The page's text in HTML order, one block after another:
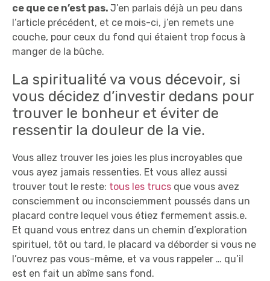
ce que ce n’est pas. J’en parlais déjà un peu dans
l’article précédent, et ce mois-ci, j’en remets une
couche, pour ceux du fond qui étaient trop focus à
manger de la bûche.
La spiritualité va vous décevoir, si
vous décidez d’investir dedans pour
trouver le bonheur et éviter de
ressentir la douleur de la vie.
Vous allez trouver les joies les plus incroyables que
vous ayez jamais ressenties. Et vous allez aussi
trouver tout le reste: tous les trucs que vous avez
consciemment ou inconsciemment poussés dans un
placard contre lequel vous étiez fermement assis.e.
Et quand vous entrez dans un chemin d’exploration
spirituel, tôt ou tard, le placard va déborder si vous ne
l’ouvrez pas vous-même, et va vous rappeler … qu’il
est en fait un abîme sans fond.